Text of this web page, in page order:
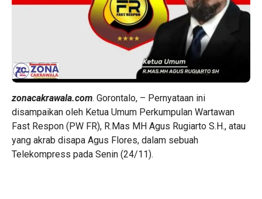
zonacakrawala.com. Gorontalo, – Pernyataan ini
disampaikan oleh Ketua Umum Perkumpulan Wartawan
Fast Respon (PW FR), R.Mas MH Agus Rugiarto S.H., atau
yang akrab disapa Agus Flores, dalam sebuah
Telekompress pada Senin (24/11).